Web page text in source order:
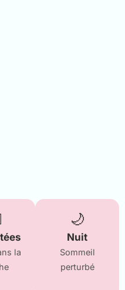
la
🌙
Nuit
Sommeil
perturbé